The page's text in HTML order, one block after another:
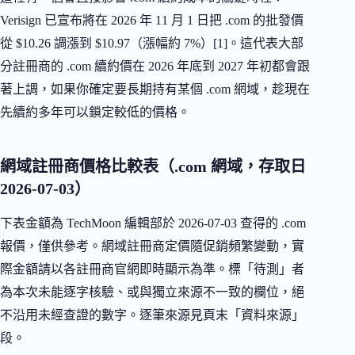
Verisign 已宣布將在 2026 年 11 月 1 日把 .com 的批發價
從 $10.26 調漲到 $10.97（漲幅約 7%）[1]。這代表大部
分註冊商的 .com 續約價在 2026 年底到 2027 年初都會跟
著上調，如果你確定要長期持有某個 .com 網域，趁現在
先續約多年可以鎖定較低的價格。
網域註冊商價格比較表（.com 網域，存取日
2026-07-03）
下表金額為 TechMoon 編輯部於 2026-07-03 查得的 .com
報價，僅供參考。網域註冊商定價隨促銷頻繁變動，實
際金額請以各註冊商官網即時顯示為準。標「待測」者
為本次未能逐字核驗、或與獨立來源不一致的欄位，絕
不沿用未經查證的數字。逐筆來源見頁末「資料來源」
段。